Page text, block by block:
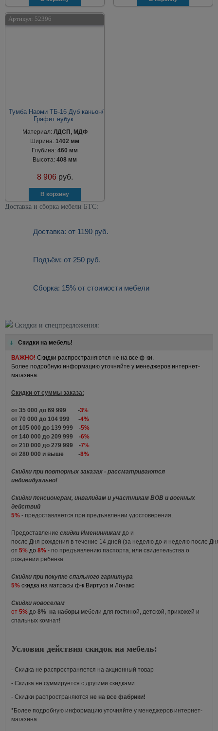
Артикул: 52396
Тумба Наоми ТБ-16 Дуб каньон/
Графит нубук
Материал: ЛДСП, МДФ
Ширина:1402 мм
Глубина:460 мм
Высота:408 мм
8 906 руб.
Доставка и сборка мебели БТС:
Доставка: от 1190 руб.
Подъём: от 250 руб.
Сборка: 15% от стоимости мебели
Скидки и спецпредложения:
Скидки на мебель!
ВАЖНО! Скидки распространяются не на все ф-ки.
Более подробную информацию уточняйте у менеджеров интернет-
магазина.
Скидки от суммы заказа:
от 35 000 до 69 999 -3%
от 70 000 до 104 999 -4%
от 105 000 до 139 999 -5%
от 140 000 до 209 999 -6%
от 210 000 до 279 999 -7%
от 280 000 и выше -8%
Скидки при повторных заказах - рассматриваются
индивидуально!
Скидки пенсионерам, инвалидам и участникам ВОВ и военных
действий
5% - предоставляется при предъявлении удостоверения.
Предоставление скидки Именинникам до и
после Дня рождения в течение 14 дней (за неделю до и неделю после
от 5% до 8% - по предъявлению паспорта, или свидетельства о
рождении ребенка
Скидки при покупке спального гарнитура
5% скидка на матрасы ф-к Виртуоз и Лонакс
Скидки новоселам
от 5% до 8% на наборы мебели для гостиной, детской, прихожей и
спальных комнат!
Условия действия скидок на мебель:
- Скидка не распространяется на акционный товар
- Скидка не суммируется с другими скидками
- Скидки распространяются не на все фабрики!
*Более подробную информацию уточняйте у менеджеров интернет-
магазина.